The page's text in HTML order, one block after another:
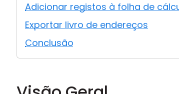
Adicionar registos à folha de
Exportar livro de endereços
Conclusão